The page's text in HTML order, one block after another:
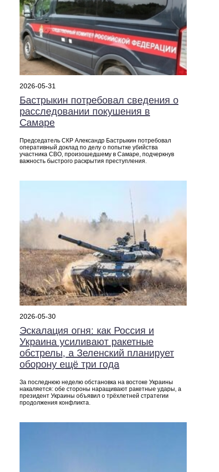
2026-05-31
Бастрыкин потребовал сведения о
расследовании покушения в
Самаре
Председатель СКР Александр Бастрыкин потребовал
оперативный доклад по делу о попытке убийства
участника СВО, произошедшему в Самаре, подчеркнув
важность быстрого раскрытия преступления.
2026-05-30
Эскалация огня: как Россия и
Украина усиливают ракетные
обстрелы, а Зеленский планирует
оборону ещё три года
За последнюю неделю обстановка на востоке Украины
накаляется: обе стороны наращивают ракетные удары, а
президент Украины объявил о трёхлетней стратегии
продолжения конфликта.